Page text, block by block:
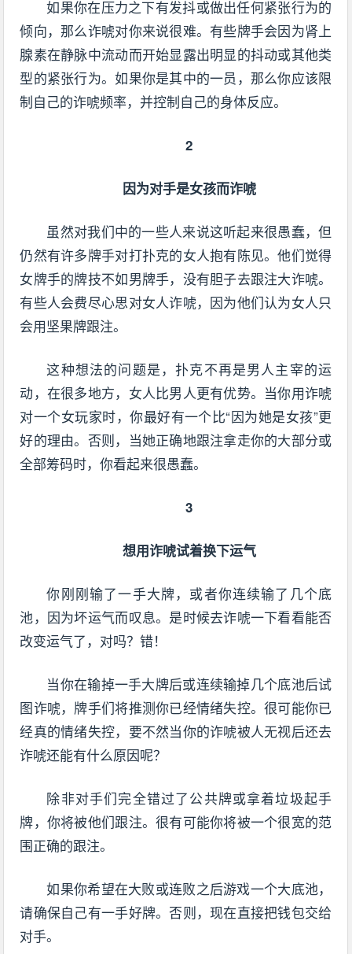
如果你在压力之下有发抖或做出任何紧张行为的
倾向，那么诈唬对你来说很难。有些牌手会因为肾上
腺素在静脉中流动而开始显露出明显的抖动或其他类
型的紧张行为。如果你是其中的一员，那么你应该限
制自己的诈唬频率，并控制自己的身体反应。
2
因为对手是女孩而诈唬
虽然对我们中的一些人来说这听起来很愚蠢，但
仍然有许多牌手对打扑克的女人抱有陈见。他们觉得
女牌手的牌技不如男牌手，没有胆子去跟注大诈唬。
有些人会费尽心思对女人诈唬，因为他们认为女人只
会用坚果牌跟注。
这种想法的问题是，扑克不再是男人主宰的运
动，在很多地方，女人比男人更有优势。当你用诈唬
对一个女玩家时，你最好有一个比“因为她是女孩”更
好的理由。否则，当她正确地跟注拿走你的大部分或
全部筹码时，你看起来很愚蠢。
3
想用诈唬试着换下运气
你刚刚输了一手大牌，或者你连续输了几个底
池，因为坏运气而叹息。是时候去诈唬一下看看能否
改变运气了，对吗？错！
当你在输掉一手大牌后或连续输掉几个底池后试
图诈唬，牌手们将推测你已经情绪失控。很可能你已
经真的情绪失控，要不然当你的诈唬被人无视后还去
诈唬还能有什么原因呢？
除非对手们完全错过了公共牌或拿着垃圾起手
牌，你将被他们跟注。很有可能你将被一个很宽的范
围正确的跟注。
如果你希望在大败或连败之后游戏一个大底池，
请确保自己有一手好牌。否则，现在直接把钱包交给
对手。